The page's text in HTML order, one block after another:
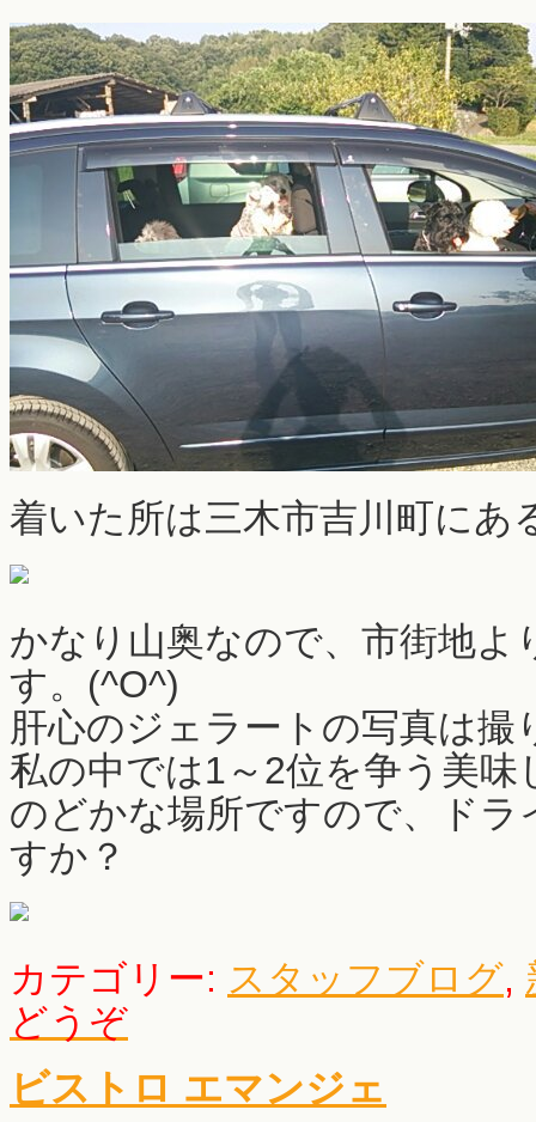
着いた所は三木市吉川町にあ
かなり山奥なので、市街地
す。(^O^)
肝心のジェラートの写真は撮
私の中では1～2位を争う美味
のどかな場所ですので、ド
すか？
カテゴリー: スタッフブログ,
どうぞ
ビストロ エマンジェ